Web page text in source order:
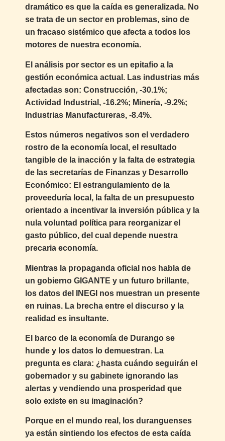
dramático es que la caída es generalizada. No
se trata de un sector en problemas, sino de
un fracaso sistémico que afecta a todos los
motores de nuestra economía.
El análisis por sector es un epitafio a la
gestión económica actual. Las industrias más
afectadas son: Construcción, -30.1%;
Actividad Industrial, -16.2%; Minería, -9.2%;
Industrias Manufactureras, -8.4%.
Estos números negativos son el verdadero
rostro de la economía local, el resultado
tangible de la inacción y la falta de estrategia
de las secretarías de Finanzas y Desarrollo
Económico: El estrangulamiento de la
proveeduría local, la falta de un presupuesto
orientado a incentivar la inversión pública y la
nula voluntad política para reorganizar el
gasto público, del cual depende nuestra
precaria economía.
Mientras la propaganda oficial nos habla de
un gobierno GIGANTE y un futuro brillante,
los datos del INEGI nos muestran un presente
en ruinas. La brecha entre el discurso y la
realidad es insultante.
El barco de la economía de Durango se
hunde y los datos lo demuestran. La
pregunta es clara: ¿hasta cuándo seguirán el
gobernador y su gabinete ignorando las
alertas y vendiendo una prosperidad que
solo existe en su imaginación?
Porque en el mundo real, los duranguenses
ya están sintiendo los efectos de esta caída